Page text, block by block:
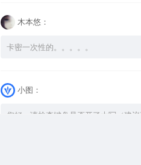
木本悠：
卡密一次性的。。。。。
小图：
您好，请检查键盘是否开了大写（建议